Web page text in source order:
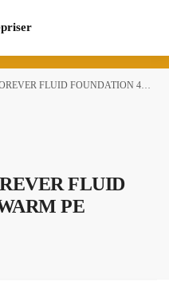
FLUID FOUNDATION 4WP WARM PE
FLUID
PE